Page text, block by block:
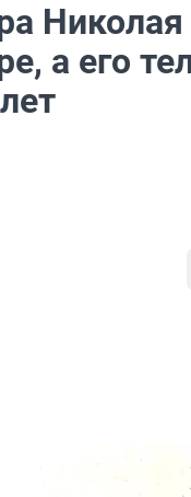
Николая
а его